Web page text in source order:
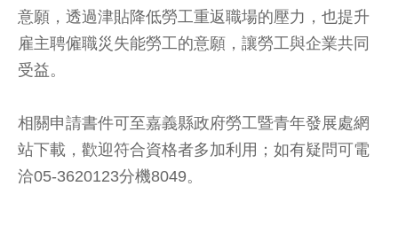
意願，透過津貼降低勞工重返職場的壓力，也提升
雇主聘僱職災失能勞工的意願，讓勞工與企業共同
受益。
相關申請書件可至嘉義縣政府勞工暨青年發展處網
站下載，歡迎符合資格者多加利用；如有疑問可電
洽05-3620123分機8049。